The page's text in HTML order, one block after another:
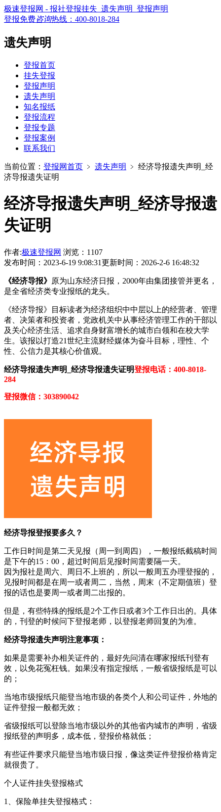
极速登报网 - 报社登报挂失_遗失声明_登报声明
登报免费咨询热线： 400-8018-284
遗失声明
登报首页
挂失登报
登报声明
遗失声明
知名报纸
登报流程
登报专题
登报案例
联系我们
当前位置： 登报网首页 ﹥ 遗失声明 ﹥ 经济导报遗失声明_经
济导报遗失证明
经济导报遗失声明_经济导报遗
失证明
作者:极速登报网 浏览：1107
发布时间：2023-6-19 9:08:31更新时间：2026-2-6 16:48:32
《经济导报》 原为山东经济日报，2000年由集团接管并更名，
是全省经济类专业报纸的龙头。
《经济导报》目标读者为经济组织中中层以上的经营者、管理
者、决策者和投资者，党政机关中从事经济管理工作的干部以
及关心经济生活、追求自身财富增长的城市白领和在校大学
生。该报以打造21世纪主流财经媒体为奋斗目标，理性、个
性、公信力是其核心价值观。
经济导报遗失声明_经济导报遗失证明登报电话：400-8018-
284
登报微信：303890042
经济导报登报要多久？
工作日时间是第二天见报（周一到周四），一般报纸截稿时间
是下午的15：00，超过时间后见报时间需要隔一天。
因为报社是周六、周日不上班的，所以一般周五办理登报的，
见报时间都是在周一或者周二，当然，周末（不定期值班）登
报的话也是要周一或者周二出报的。
但是，有些特殊的报纸是2个工作日或者3个工作日出的。具体
的，刊登的时候问下登报老师，以登报老师回复的为准。
经济导报遗失声明注意事项：
如果是需要补办相关证件的，最好先问清在哪家报纸刊登有
效，以免花冤枉钱。如果没有指定报纸，一般省级报纸是可以
的；
当地市级报纸只能登当地市级的各类个人和公司证件，外地的
证件登报一般都无效；
省级报纸可以登除当地市级以外的其他省内城市的声明，省级
报纸登的声明多，成本低，登报价格就低；
有些证件要求只能登当地市级日报，像这类证件登报价格肯定
就很贵了。
个人证件挂失登报格式
1、保险单挂失登报格式：